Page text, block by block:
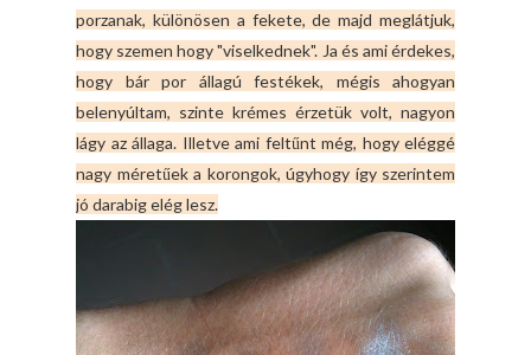
porzanak, különösen a fekete, de majd meglátjuk,
hogy szemen hogy "viselkednek". Ja és ami érdekes,
hogy bár por állagú festékek, mégis ahogyan
belenyúltam, szinte krémes érzetük volt, nagyon
lágy az állaga. Illetve ami feltűnt még, hogy eléggé
nagy méretűek a korongok, úgyhogy így szerintem
jó darabig elég lesz.